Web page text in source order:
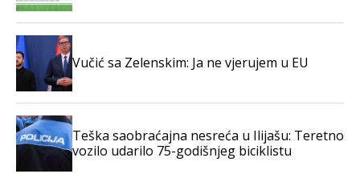
Vučić sa Zelenskim: Ja ne vjerujem u EU
Teška saobraćajna nesreća u Ilijašu: Teretno
vozilo udarilo 75-godišnjeg biciklistu